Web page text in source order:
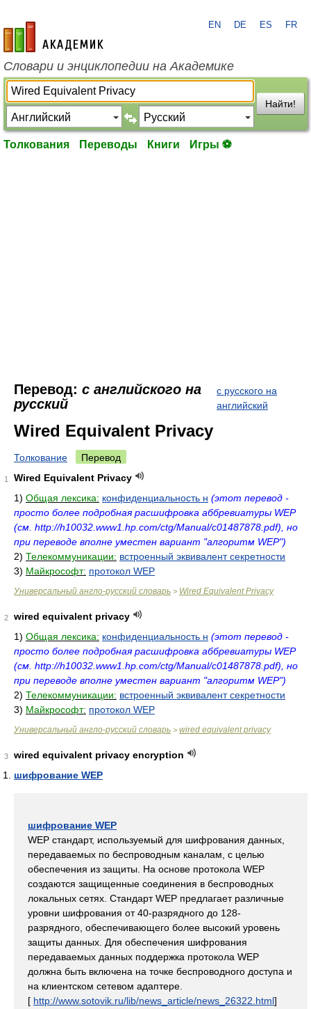
academic.ru
EN DE ES FR
Словари и энциклопедии на Академике
Найти!
Толкования Переводы Книги Игры ⚽
Перевод: с английского на
русский
с русского на
английский
Wired Equivalent Privacy
Толкование Перевод
1
Wired Equivalent Privacy
1) Общая лексика: конфиденциальность н (этот перевод -
просто более подробная расшифровка аббревиатуры WEP
(см. http://h10032.www1.hp.com/ctg/Manual/c01487878.pdf), но
при переводе вполне уместен вариант "алгоритм WEP")
2) Телекоммуникации: встроенный эквивалент секретности
3) Майкрософт: протокол WEP
Универсальный англо-русский словарь > Wired Equivalent Privacy
2
wired equivalent privacy
1) Общая лексика: конфиденциальность н (этот перевод -
просто более подробная расшифровка аббревиатуры WEP
(см. http://h10032.www1.hp.com/ctg/Manual/c01487878.pdf), но
при переводе вполне уместен вариант "алгоритм WEP")
2) Телекоммуникации: встроенный эквивалент секретности
3) Майкрософт: протокол WEP
Универсальный англо-русский словарь > wired equivalent privacy
3
wired equivalent privacy encryption
шифрование WEP
шифрование WEP
WEP стандарт, используемый для шифрования данных,
передаваемых по беспроводным каналам, с целью
обеспечения из защиты. На основе протокола WEP
создаются защищенные соединения в беспроводных
локальных сетях. Стандарт WEP предлагает различные
уровни шифрования от 40-разрядного до 128-
разрядного, обеспечивающего более высокий уровень
защиты данных. Для обеспечения шифрования
передаваемых данных поддержка протокола WEP
должна быть включена на точке беспроводного доступа и
на клиентском сетевом адаптере.
[ http://www.sotovik.ru/lib/news_article/news_26322.html]